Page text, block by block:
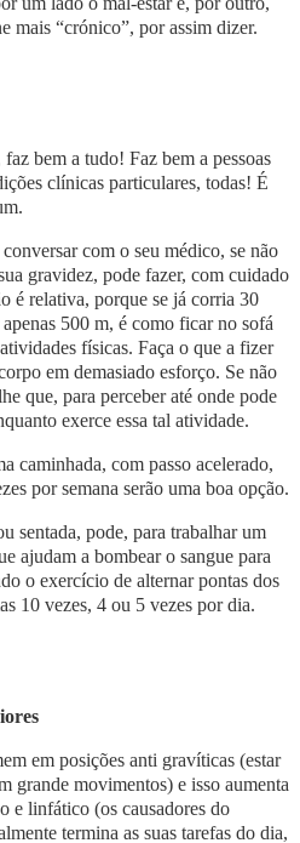
mais “crónico”, por assim dizer.
bem a tudo! Faz bem a pessoas
clínicas particulares, todas! É
com o seu médico, se não
gravidez, pode fazer, com cuidado
é relativa, porque se já corria 30
500 m, é como ficar no sofá
físicas. Faça o que a fizer
em demasiado esforço. Se não
que, para perceber até onde pode
exerce essa tal atividade.
caminhada, com passo acelerado,
por semana serão uma boa opção.
sentada, pode, para trabalhar um
ajudam a bombear o sangue para
o exercício de alternar pontas dos
10 vezes, 4 ou 5 vezes por dia.
em posições anti gravíticas (estar
grande movimentos) e isso aumenta
e linfático (os causadores do
termina as suas tarefas do dia,